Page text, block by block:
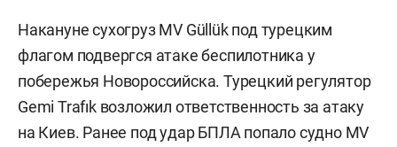
Накануне сухогруз MV Güllük под турецким
флагом подвергся атаке беспилотника у
побережья Новороссийска. Турецкий регулятор
Gemi Trafık возложил ответственность за атаку
на Киев. Ранее под удар БПЛА попало судно MV